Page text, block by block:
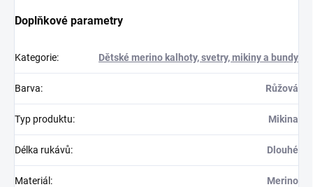
Doplňkové parametry
Kategorie: Dětské merino kalhoty, svetry, mikiny a bundy
Barva: Růžová
Typ produktu: Mikina
Délka rukávů: Dlouhé
Materiál : Merino